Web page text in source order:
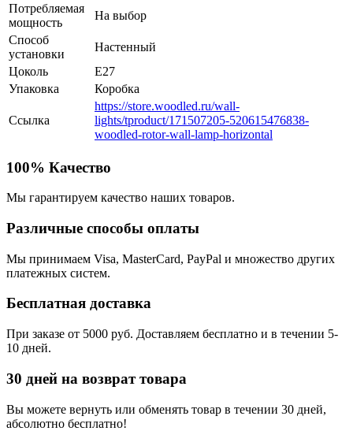
Потребляемая
мощность
На выбор
Способ
установки
Настенный
Цоколь
E27
Упаковка
Коробка
Ссылка
https://store.woodled.ru/wall-
lights/tproduct/171507205-520615476838-
woodled-rotor-wall-lamp-horizontal
100% Качество
Мы гарантируем качество наших товаров.
Различные способы оплаты
Мы принимаем Visa, MasterCard, PayPal и множество других
платежных систем.
Бесплатная доставка
При заказе от 5000 руб. Доставляем бесплатно и в течении 5-
10 дней.
30 дней на возврат товара
Вы можете вернуть или обменять товар в течении 30 дней,
абсолютно бесплатно!